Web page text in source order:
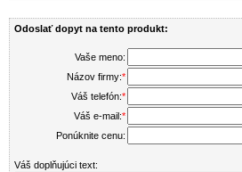
Odoslať dopyt na tento produkt:
Vaše meno:
Názov firmy:*
Váš telefón:*
Váš e-mail:*
Ponúknite cenu:
Váš doplňujúci text: